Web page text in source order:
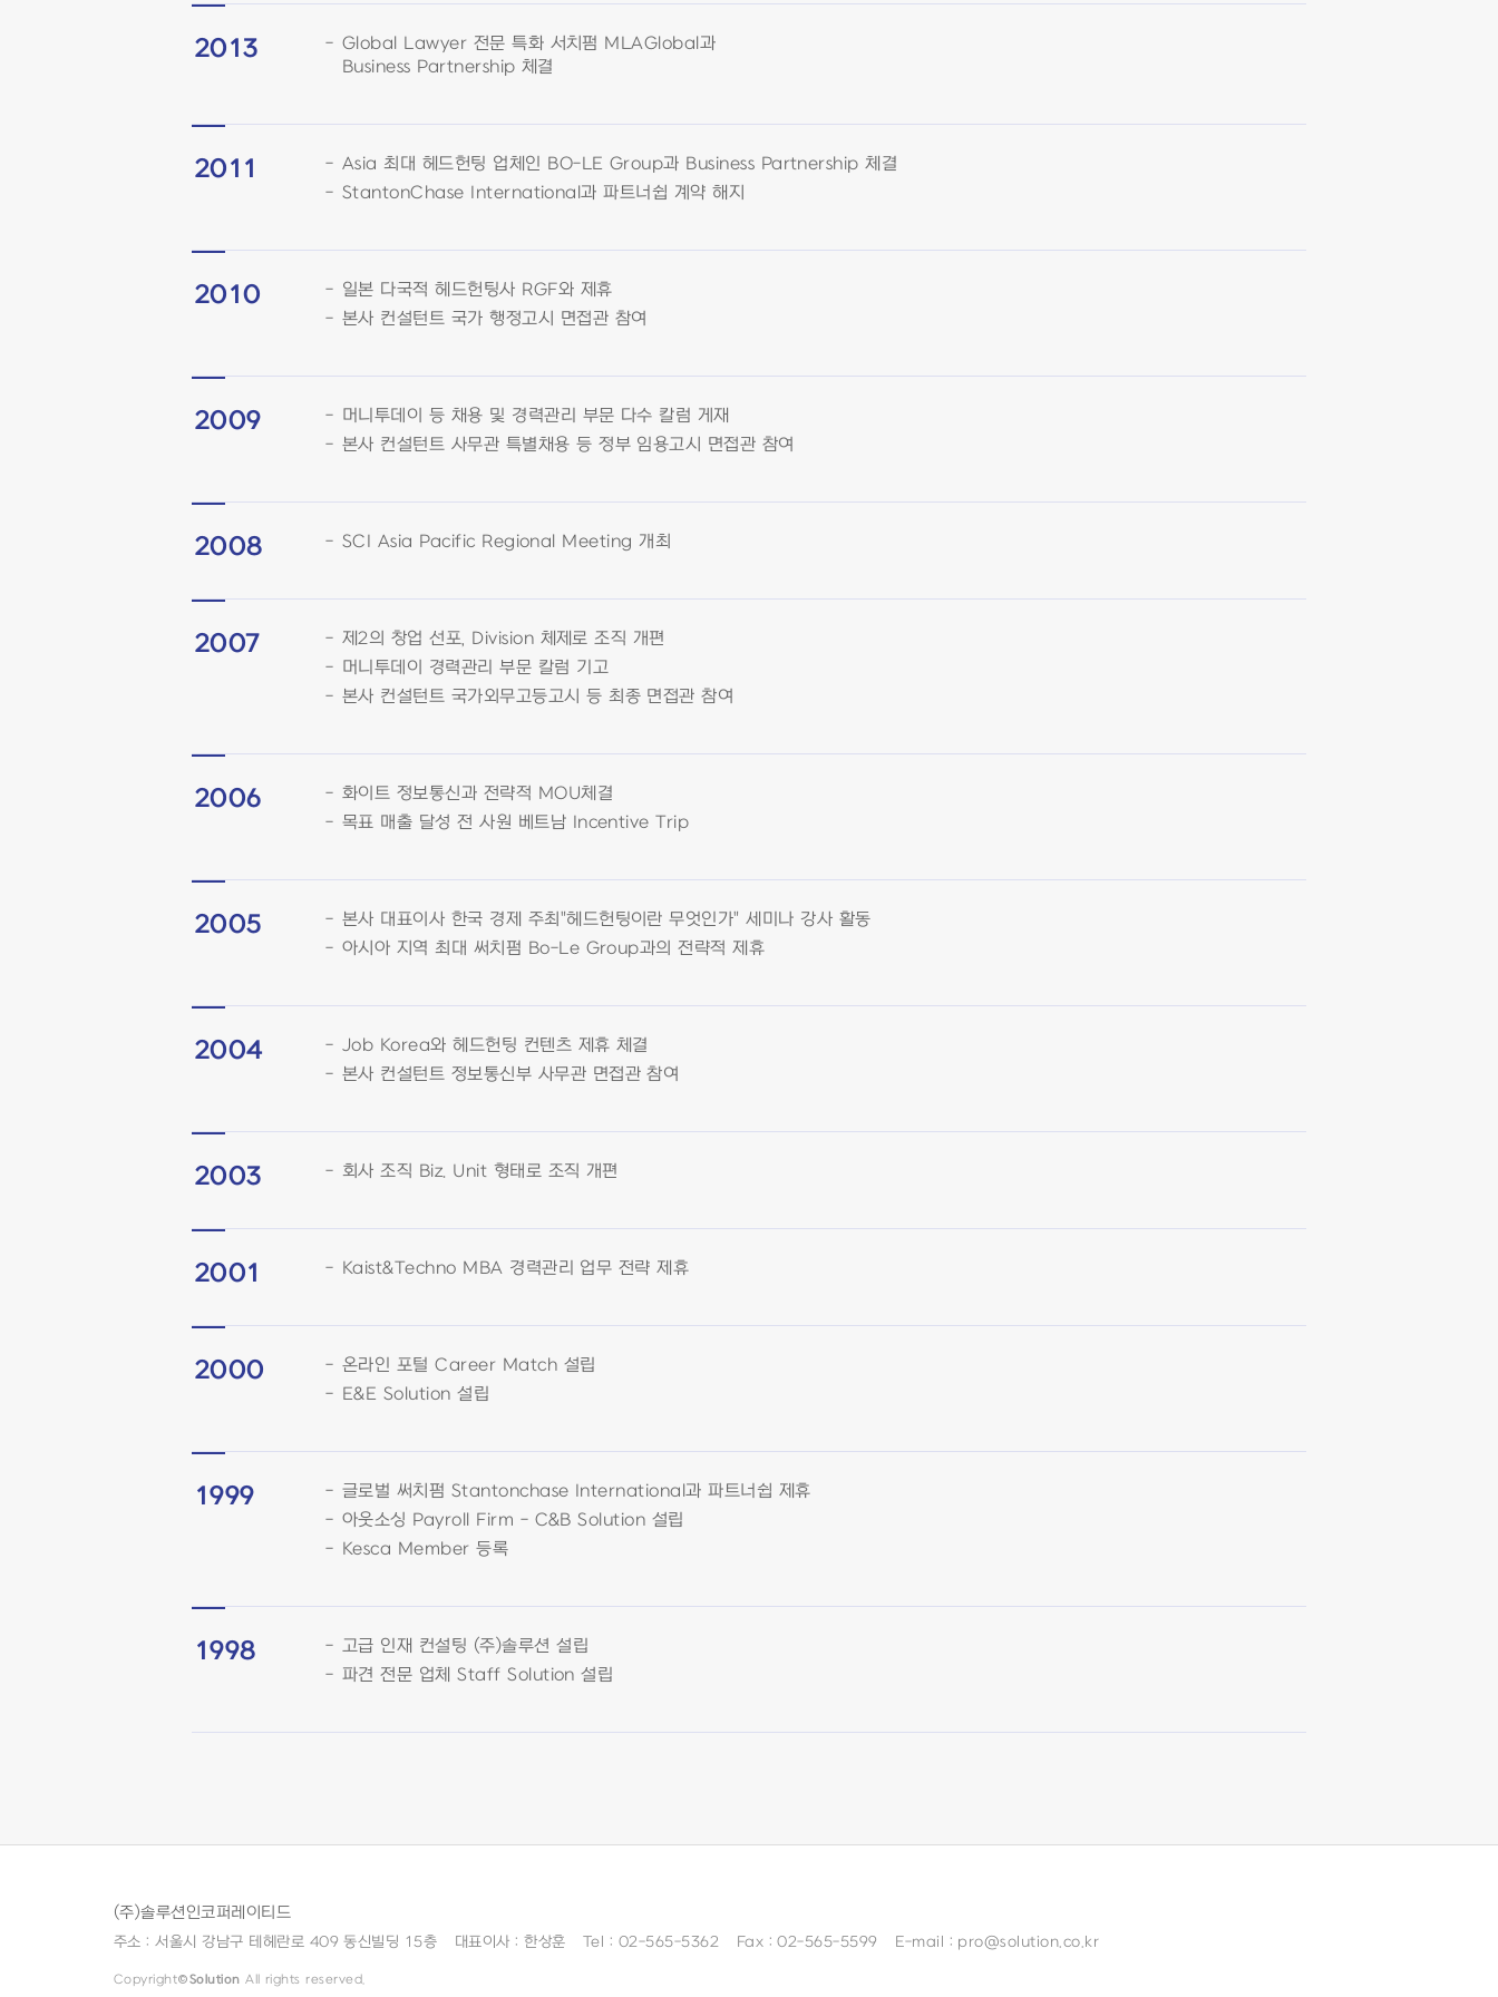
2013
Global Lawyer 전문 특화 서치펌 MLAGlobal과
Business Partnership 체결
2011
Asia 최대 헤드헌팅 업체인 BO-LE Group과 Business Partnership 체결
StantonChase International과 파트너쉽 계약 해지
2010
일본 다국적 헤드헌팅사 RGF와 제휴
본사 컨설턴트 국가 행정고시 면접관 참여
2009
머니투데이 등 채용 및 경력관리 부문 다수 칼럼 게재
본사 컨설턴트 사무관 특별채용 등 정부 임용고시 면접관 참여
2008 SCI Asia Pacific Regional Meeting 개최
2007
제2의 창업 선포, Division 체제로 조직 개편
머니투데이 경력관리 부문 칼럼 기고
본사 컨설턴트 국가외무고등고시 등 최종 면접관 참여
2006
화이트 정보통신과 전략적 MOU체결
목표 매출 달성 전 사원 베트남 Incentive Trip
2005
본사 대표이사 한국 경제 주최"헤드헌팅이란 무엇인가" 세미나 강사 활동
아시아 지역 최대 써치펌 Bo-Le Group과의 전략적 제휴
2004
Job Korea와 헤드헌팅 컨텐츠 제휴 체결
본사 컨설턴트 정보통신부 사무관 면접관 참여
2003 회사 조직 Biz. Unit 형태로 조직 개편
2001 Kaist&Techno MBA 경력관리 업무 전략 제휴
2000
온라인 포털 Career Match 설립
E&E Solution 설립
1999
글로벌 써치펌 Stantonchase International과 파트너쉽 제휴
아웃소싱 Payroll Firm - C&B Solution 설립
Kesca Member 등록
1998
고급 인재 컨설팅 (주)솔루션 설립
파견 전문 업체 Staff Solution 설립
(주)솔루션인코퍼레이티드
주소 : 서울시 강남구 테헤란로 409 동신빌딩 15층 대표이사 : 한상훈 Tel : 02-565-5362 Fax : 02-565-5599 E-mail : pro@solution.co.kr
Copyright©Solution All rights reserved.